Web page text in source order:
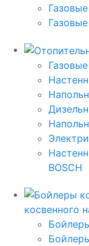
BOSCH
косвенного